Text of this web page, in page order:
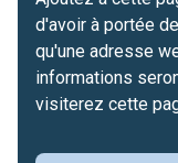
d'avoir à portée
qu'une adresse
informations
visiterez cette